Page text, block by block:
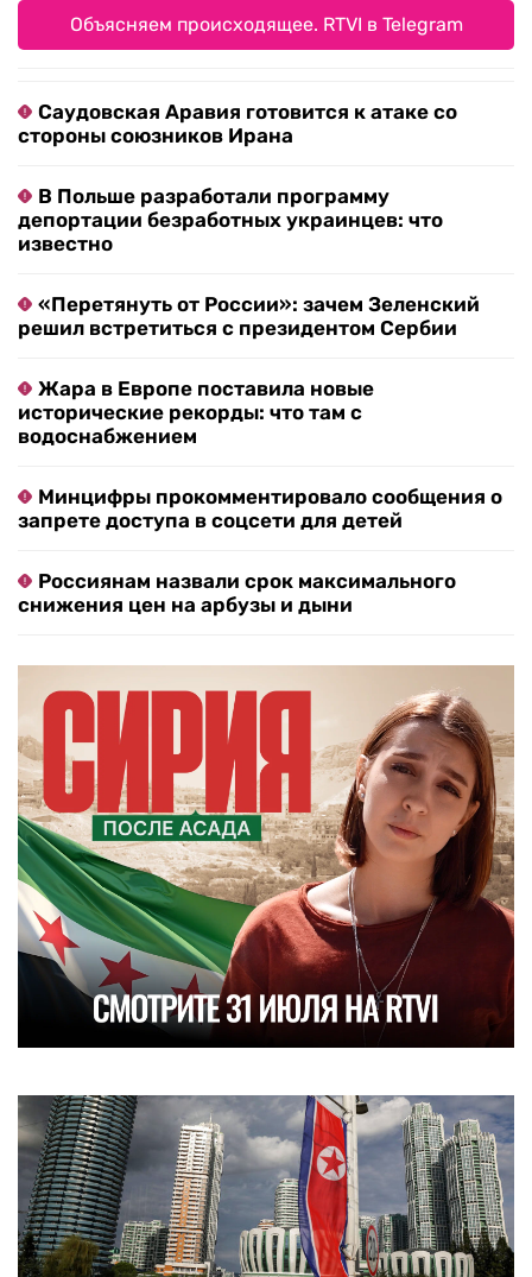
Объясняем происходящее. RTVI в Telegram
Саудовская Аравия готовится к атаке со
стороны союзников Ирана
В Польше разработали программу
депортации безработных украинцев: что
известно
«Перетянуть от России»: зачем Зеленский
решил встретиться с президентом Сербии
Жара в Европе поставила новые
исторические рекорды: что там с
водоснабжением
Минцифры прокомментировало сообщения о
запрете доступа в соцсети для детей
Россиянам назвали срок максимального
снижения цен на арбузы и дыни